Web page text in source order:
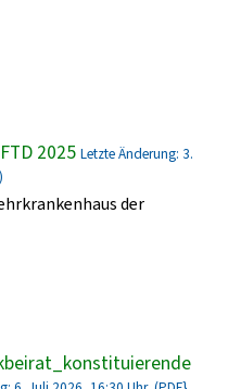
2025 Letzte Änderung: 3.
der